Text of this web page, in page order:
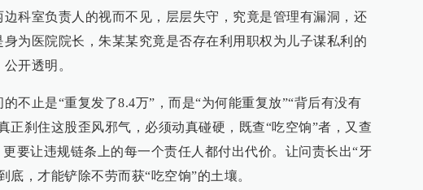
边科室负责人的视而不见，层层失守，究竟是管理有漏洞，还
为医院院长，朱某某究竟是否存在利用职权为儿子谋私利的
开透明。
不止是“重复发了8.4万”，而是“为何能重复放”“背后有没有
正刹住这股歪风邪气，必须动真碰硬，既查“吃空饷”者，又查
要让违规链条上的每一个责任人都付出代价。让问责长出“牙
底，才能铲除不劳而获“吃空饷”的土壤。